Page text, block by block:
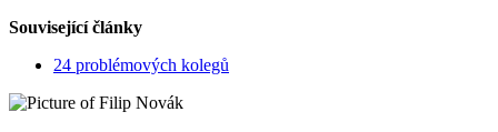
Související články
24 problémových kolegů